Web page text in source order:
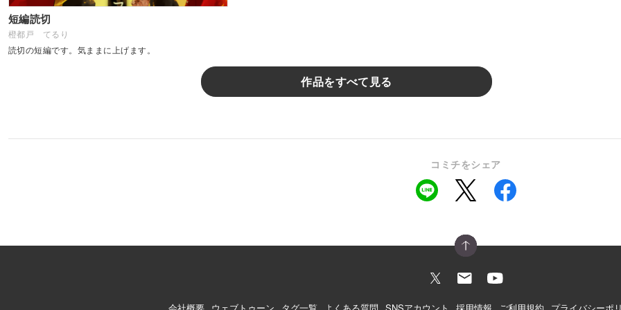
短編読切
橙都戸 てるり
読切の短編です。気ままに上げます。
作品をすべて見る
コミチをシェア
会社概要 ウェブトゥーン タグ一覧 よくある質問 SNSアカウント 採用情報 ご利用規約 プライバシーポ